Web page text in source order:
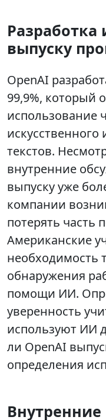
Разработка
выпуску
OpenAI
99,9%, который
использование
искусственного
текстов.
внутренние
выпуску уже
компании
потерять часть
Американские
необходимость
обнаружения
помощи ИИ.
уверенность
используют ИИ
ли OpenAI
определения
Внутренние